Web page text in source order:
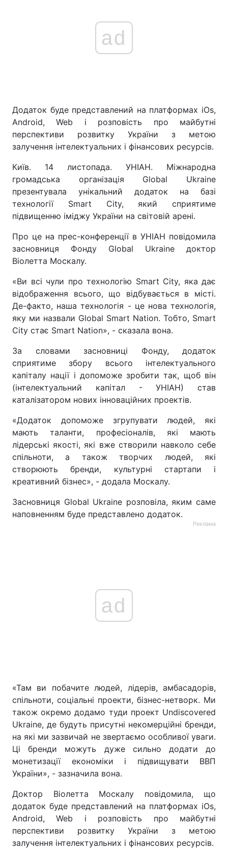
ad
Додаток буде представлений на платформах iOs,
Android, Web і розповість про майбутні
перспективи розвитку України з метою
залучення інтелектуальних і фінансових ресурсів.
Київ. 14 листопада. УНІАН. Міжнародна
громадська організація Global Ukraine
презентувала унікальний додаток на базі
технології Smart City, який сприятиме
підвищенню іміджу України на світовій арені.
Про це на прес-конференції в УНІАН повідомила
засновниця Фонду Global Ukraine доктор
Віолетта Москалу.
«Ви всі чули про технологію Smart City, яка дає
відображення всього, що відбувається в місті.
Де-факто, наша технологія - це нова технологія,
яку ми назвали Global Smart Nation. Тобто, Smart
City стає Smart Nation», - сказала вона.
За словами засновниці Фонду, додаток
сприятиме збору всього інтелектуального
капіталу нації і допоможе зробити так, щоб він
(інтелектуальний капітал - УНІАН) став
каталізатором нових інноваційних проектів.
«Додаток допоможе згрупувати людей, які
мають таланти, професіоналів, які мають
лідерські якості, які вже створили навколо себе
спільноти, а також творчих людей, які
створюють бренди, культурні стартапи і
креативний бізнес», - додала Москалу.
Засновниця Global Ukraine розповіла, яким саме
наповненням буде представлено додаток.
Реклама
ad
«Там ви побачите людей, лідерів, амбасадорів,
спільноти, соціальні проекти, бізнес-нетворк. Ми
також окремо додамо туди проект Undiscovered
Ukraine, де будуть присутні некомерційні бренди,
на які ми зазвичай не звертаємо особливої уваги.
Ці бренди можуть дуже сильно додати до
монетизації економіки і підвищувати ВВП
України», - зазначила вона.
Доктор Віолетта Москалу повідомила, що
додаток буде представлений на платформах iOs,
Android, Web і розповість про майбутні
перспективи розвитку України з метою
залучення інтелектуальних і фінансових ресурсів.